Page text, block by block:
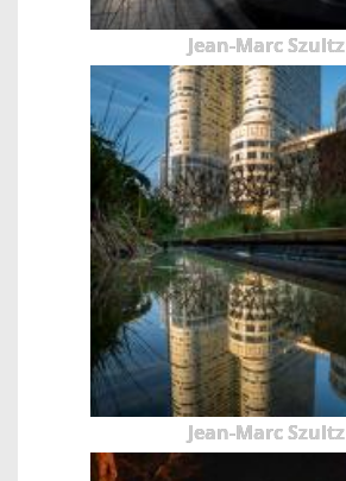
Jean-Marc Szultz
Jean-Marc Szultz